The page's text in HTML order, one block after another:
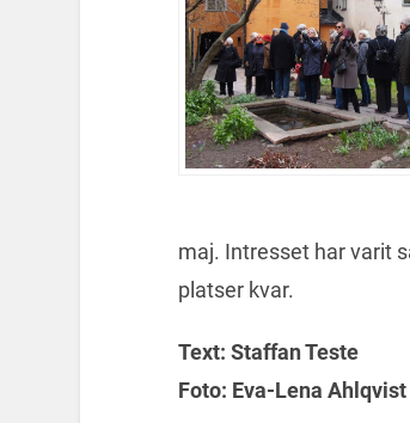
maj. Intresset har varit
platser kvar.
Text: Staffan Teste
Foto: Eva-Lena Ahlqvist